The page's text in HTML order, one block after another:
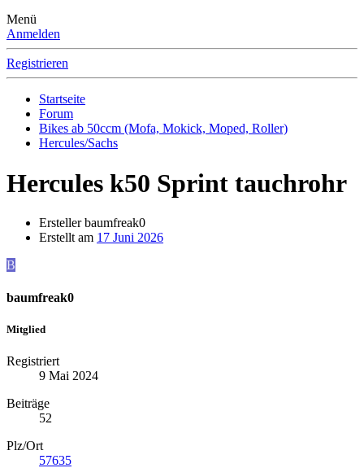
Menü
Anmelden
Registrieren
Startseite
Forum
Bikes ab 50ccm (Mofa, Mokick, Moped, Roller)
Hercules/Sachs
Hercules k50 Sprint tauchrohr
Erstellerbaumfreak0
Erstellt am 17 Juni 2026
B
baumfreak0
Mitglied
Registriert
9 Mai 2024
Beiträge
52
Plz/Ort
57635